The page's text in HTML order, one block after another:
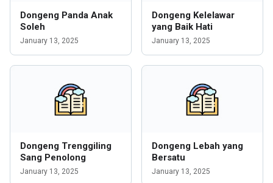
Dongeng Panda Anak
Soleh
January 13, 2025
Dongeng Kelelawar
yang Baik Hati
January 13, 2025
Dongeng Trenggiling
Sang Penolong
January 13, 2025
Dongeng Lebah yang
Bersatu
January 13, 2025